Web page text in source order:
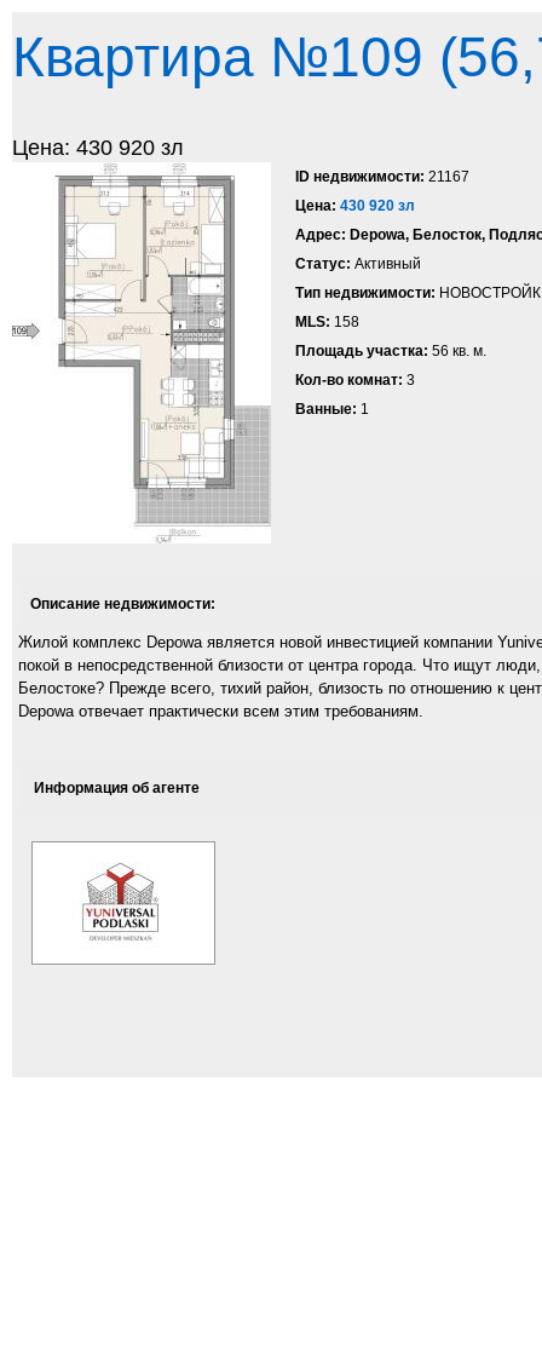
Квартира №109
Цена: 430 920 зл
ID недвижимости: 21167
Цена: 430 920 зл
Адрес: Depowa, Белосток,
Статус: Активный
Тип недвижимости:
MLS: 158
Площадь участка: 56 кв. м.
Кол-во комнат: 3
Ванные: 1
Описание недвижимости:
Жилой комплекс Depowa является новой инвестицией компании
покой в ​​непосредственной близости от центра города. Что ищут
Белостоке? Прежде всего, тихий район, близость по отношению к
Depowa отвечает практически всем этим требованиям.
Информация об агенте